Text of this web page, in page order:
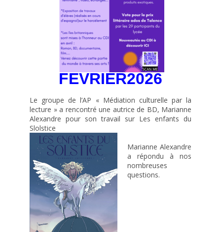
FEVRIER2026
Le groupe de l’AP « Médiation culturelle par la
lecture » a rencontré une autrice de BD, Marianne
Alexandre pour son travail sur Les enfants du
Slolstice
Marianne Alexandre
a répondu à nos
nombreuses
questions.